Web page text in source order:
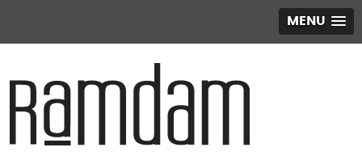
MENU